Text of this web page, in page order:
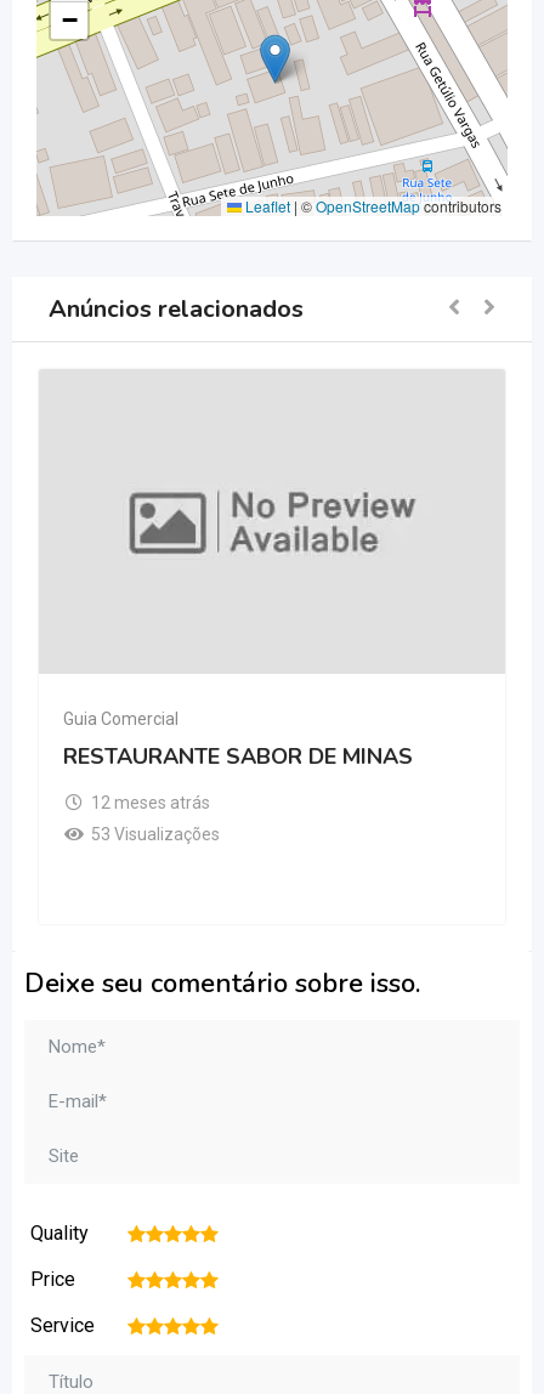
−
Leaflet | ©OpenStreetMapcontributors
Anúncios relacionados
Guia Comercial
RESTAURANTE SABOR DE MINAS
12 meses atrás
53 Visualizações
Deixe seu comentário sobre isso.
Quality 5
4
3
2
Price 5
4
3
2
Service 5
4
3
2